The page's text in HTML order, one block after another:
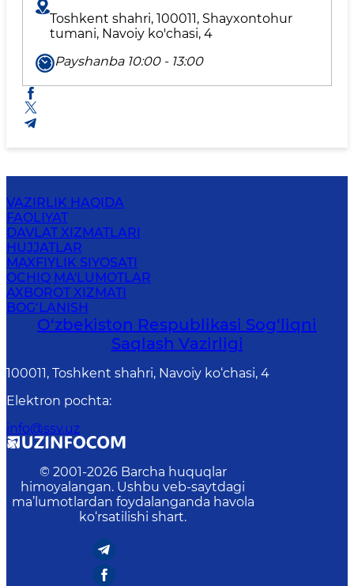
Toshkent shahri, 100011, Shayxontohur
tumani, Navoiy ko'chasi, 4
Payshanba 10:00 - 13:00
VAZIRLIK HAQIDA
FAOLIYAT
DAVLAT XIZMATLARI
HUJJATLAR
MAXFIYLIK SIYOSATI
OCHIQ MA'LUMOTLAR
AXBOROT XIZMATI
BOG‘LANISH
O‘zbеkistоn Rеspublikаsi Sоg‘liqni
Saqlash Vаzirligi
100011, Toshkent shahri, Navoiy ko‘chаsi, 4
Elektron pochta:
info@ssv.uz
© 2001-2026 Barcha huquqlar
himoyalangan. Ushbu veb-saytdagi
ma’lumotlardan foydalanganda havola
ko‘rsatilishi shart.